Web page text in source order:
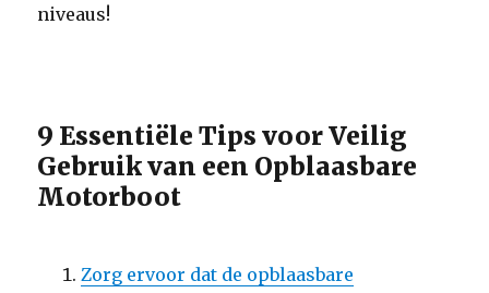
niveaus!
9 Essentiële Tips voor Veilig
Gebruik van een Opblaasbare
Motorboot
Zorg ervoor dat de opblaasbare